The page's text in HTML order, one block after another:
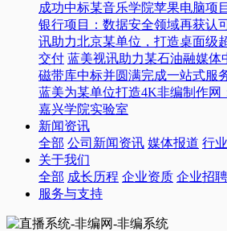
成功中标某音乐学院苹果电脑项目
银行项目：数据安全领域再获认
讯助力北京某单位，打造桌面级
交付 蓝美视讯助力某石油融媒体
磁带库中标并圆满完成一站式服
蓝美为某单位打造4K非编制作网
嘉兴学院实验室
新闻资讯
全部 公司新闻资讯 媒体报道 行
关于我们
全部 成长历程 企业资质 企业招聘
服务与支持